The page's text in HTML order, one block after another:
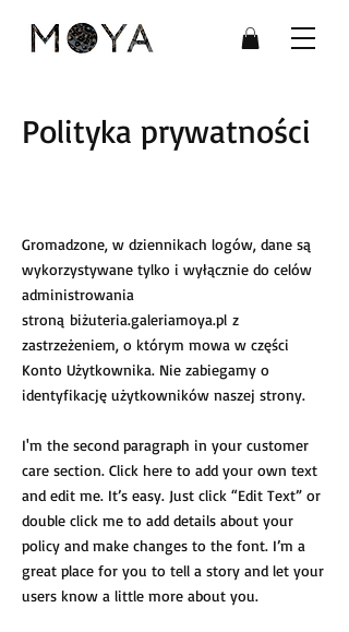
Polityka prywatności
Gromadzone, w dziennikach logów, dane są
wykorzystywane tylko i wyłącznie do celów
administrowania
stroną biżuteria.galeriamoya.pl z
zastrzeżeniem, o którym mowa w części
Konto Użytkownika. Nie zabiegamy o
identyfikację użytkowników naszej strony.
I'm the second paragraph in your customer
care section. Click here to add your own text
and edit me. It’s easy. Just click “Edit Text” or
double click me to add details about your
policy and make changes to the font. I’m a
great place for you to tell a story and let your
users know a little more about you.